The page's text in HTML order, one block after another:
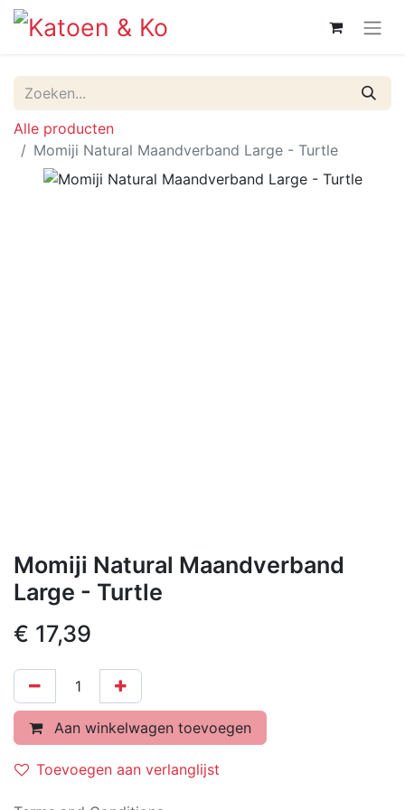
Alle producten
Momiji Natural Maandverband Large - Turtle
Momiji Natural Maandverband
Large - Turtle
€ 17,39
Aan winkelwagen toevoegen
Toevoegen aan verlanglijst